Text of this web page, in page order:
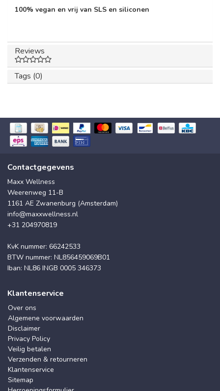
100% vegan en vrij van SLS en siliconen
Reviews
Tags (0)
Contactgegevens
Maxx Wellness
Weerenweg 11-B
1161 AE Zwanenburg (Amsterdam)
info@maxxwellness.nl
+31 204970819
KvK nummer: 66242533
BTW nummer: NL856459069B01
Iban: NL86 INGB 0005 346373
Klantenservice
Over ons
Algemene voorwaarden
Disclaimer
Privacy Policy
Veilig betalen
Verzenden & retourneren
Klantenservice
Sitemap